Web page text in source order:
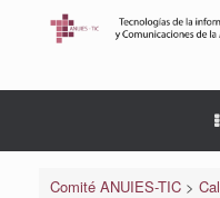
Comité ANUIES-TIC>